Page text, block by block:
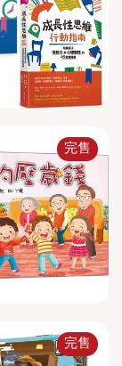
完售
完售